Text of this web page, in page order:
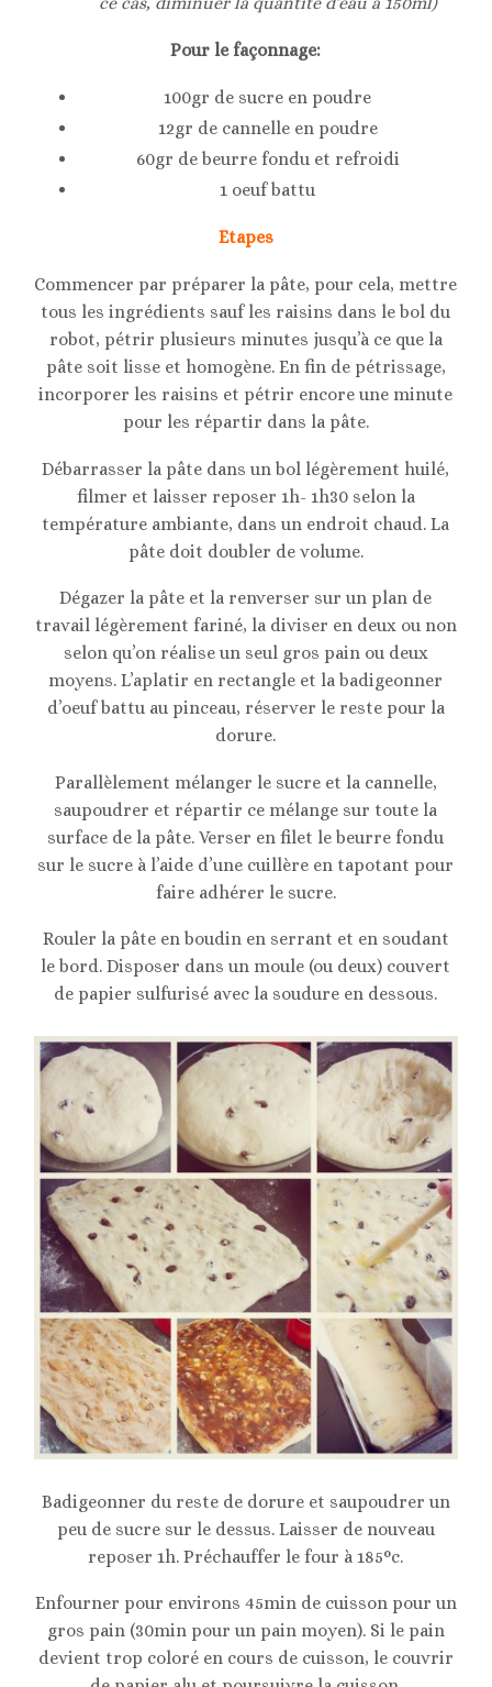
Pour le façonnage:
100gr de sucre en poudre
12gr de cannelle en poudre
60gr de beurre fondu et refroidi
1 oeuf battu
Etapes
Commencer par préparer la pâte, pour cela, mettre
tous les ingrédients sauf les raisins dans le bol du
robot, pétrir plusieurs minutes jusqu’à ce que la
pâte soit lisse et homogène. En fin de pétrissage,
incorporer les raisins et pétrir encore une minute
pour les répartir dans la pâte.
Débarrasser la pâte dans un bol légèrement huilé,
filmer et laisser reposer 1h- 1h30 selon la
température ambiante, dans un endroit chaud. La
pâte doit doubler de volume.
Dégazer la pâte et la renverser sur un plan de
travail légèrement fariné, la diviser en deux ou non
selon qu’on réalise un seul gros pain ou deux
moyens. L’aplatir en rectangle et la badigeonner
d’oeuf battu au pinceau, réserver le reste pour la
dorure.
Parallèlement mélanger le sucre et la cannelle,
saupoudrer et répartir ce mélange sur toute la
surface de la pâte. Verser en filet le beurre fondu
sur le sucre à l’aide d’une cuillère en tapotant pour
faire adhérer le sucre.
Rouler la pâte en boudin en serrant et en soudant
le bord. Disposer dans un moule (ou deux) couvert
de papier sulfurisé avec la soudure en dessous.
Badigeonner du reste de dorure et saupoudrer un
peu de sucre sur le dessus. Laisser de nouveau
reposer 1h. Préchauffer le four à 185°c.
Enfourner pour environs 45min de cuisson pour un
gros pain (30min pour un pain moyen). Si le pain
devient trop coloré en cours de cuisson, le couvrir